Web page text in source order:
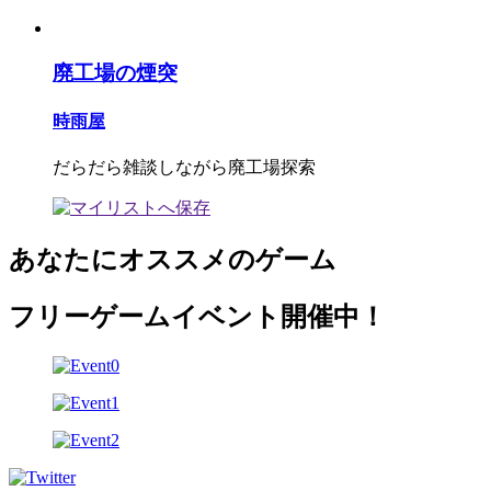
廃工場の煙突
時雨屋
だらだら雑談しながら廃工場探索
あなたにオススメのゲーム
フリーゲームイベント開催中！